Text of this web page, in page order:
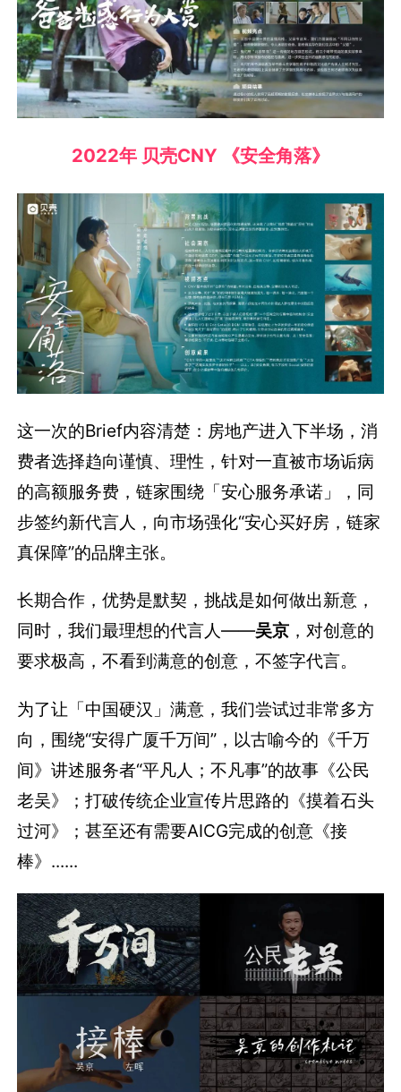
2022年 贝壳CNY 《安全角落》
这一次的Brief内容清楚：房地产进入下半场，消
费者选择趋向谨慎、理性，针对一直被市场诟病
的高额服务费，链家围绕「安心服务承诺」，同
步签约新代言人，向市场强化“安心买好房，链家
真保障”的品牌主张。
长期合作，优势是默契，挑战是如何做出新意，
同时，我们最理想的代言人——吴京 ，对创意的
要求极高，不看到满意的创意，不签字代言。
为了让「中国硬汉」满意，我们尝试过非常多方
向，围绕“安得广厦千万间”，以古喻今的《千万
间》讲述服务者“平凡人；不凡事”的故事《公民
老吴》；打破传统企业宣传片思路的《摸着石头
过河》；甚至还有需要AICG完成的创意《接
棒》......